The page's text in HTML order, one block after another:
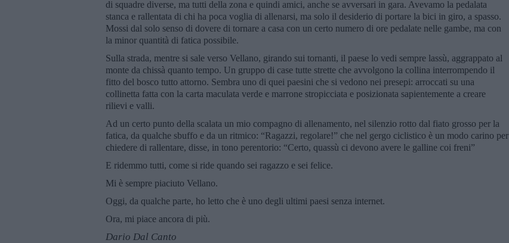
di squadre diverse, ma tutti della zona e quindi amici, anche se avversari in gara. Avevamo la pedalata
stanca e rallentata di chi ha poca voglia di allenarsi, ma solo il desiderio di portare la bici in giro, a spasso.
Mossi dal solo senso di dovere di tornare a casa con un certo numero di ore pedalate nelle gambe, ma con
la minor quantità di fatica possibile.
Sulla strada, mentre si sale verso Vellano, girando sui tornanti, il paese lo vedi sempre lassù, aggrappato al
monte da chissà quanto tempo. Un gruppo di case tutte strette che avvolgono la collina interrompendo il
fitto del bosco tutto attorno. Sembra uno di quei paesini che si vedono nei presepi: arroccati su una
collinetta fatta con la carta maculata verde e marrone stropicciata e posizionata sapientemente a creare
rilievi e valli.
Ad un certo punto della scalata un mio compagno di allenamento, nel silenzio rotto dal fiato grosso per la
fatica, da qualche sbuffo e da un ritmico: “Ragazzi, regolare!” che nel gergo ciclistico è un modo carino per
chiedere di rallentare, disse, in tono perentorio: “Certo, quassù ci devono avere le galline coi freni”
E ridemmo tutti, come si ride quando sei ragazzo e sei felice.
Mi è sempre piaciuto Vellano.
Oggi, da qualche parte, ho letto che è uno degli ultimi paesi senza internet.
Ora, mi piace ancora di più.
Dario Dal Canto